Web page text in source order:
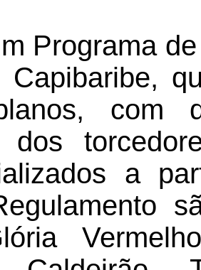
Programa
Capibaribe,
com
dos
a